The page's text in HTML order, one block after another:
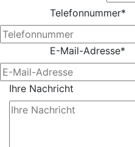
Telefonnummer*
E-Mail-Adresse*
Ihre Nachricht